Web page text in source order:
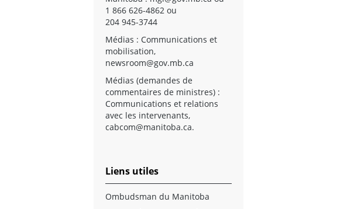
1 866 626-4862 ou
204 945-3744
Médias : Communications et
mobilisation,
newsroom@gov.mb.ca
Médias (demandes de
commentaires de ministres) :
Communications et relations
avec les intervenants,
cabcom@manitoba.ca.
Liens utiles
Ombudsman du Manitoba